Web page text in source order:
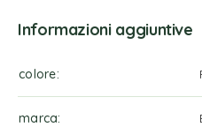
Informazioni aggiuntive
colore
marca